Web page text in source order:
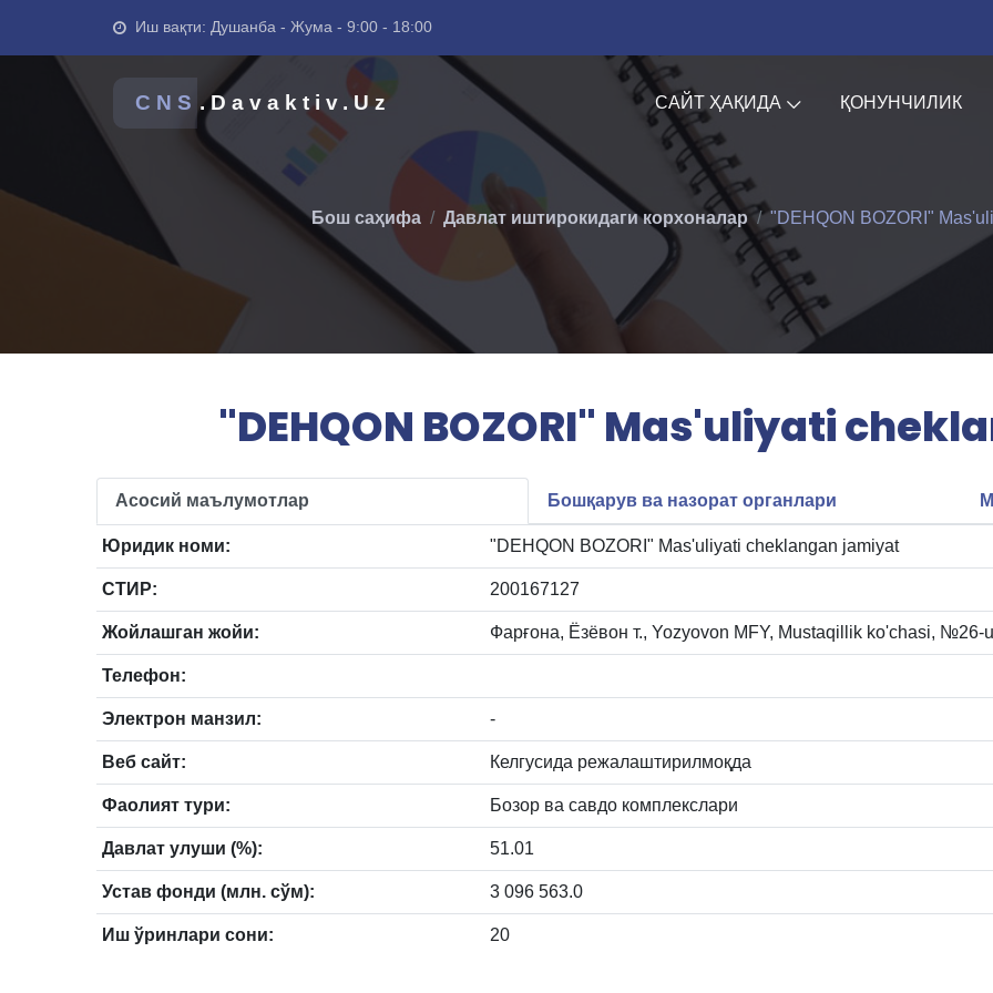
Иш вақти: Душанба - Жума - 9:00 - 18:00
CNS .Davaktiv.Uz САЙТ ҲАҚИДА ҚОНУНЧИЛИК
Бош саҳифа Давлат иштирокидаги корхоналар "DEHQON BOZORI"
"DEHQON BOZORI" Mas'uliyati
Асосий маълумотлар Бошқарув ва назорат органлари
Юридик номи: "DEHQON BOZORI" Mas'uliyati cheklangan jamiyat
СТИР: 200167127
Жойлашган жойи: Фарғона, Ёзёвон т., Yozyovon MFY, Mustaqillik ko'chasi, №26-
Телефон:
Электрон манзил: -
Веб сайт: Келгусида режалаштирилмоқда
Фаолият тури: Бозор ва савдо комплекслари
Давлат улуши (%): 51.01
Устав фонди (млн. сўм): 3 096 563.0
Иш ўринлари сони: 20